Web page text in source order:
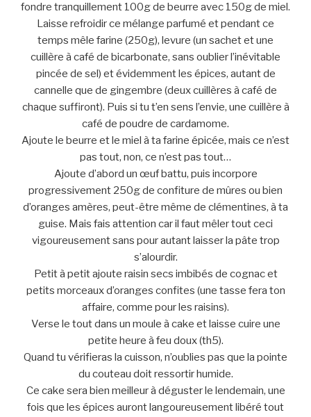
fondre tranquillement 100g de beurre avec 150g de miel.
Laisse refroidir ce mélange parfumé et pendant ce
temps mêle farine (250g), levure (un sachet et une
cuillère à café de bicarbonate, sans oublier l’inévitable
pincée de sel) et évidemment les épices, autant de
cannelle que de gingembre (deux cuillères à café de
chaque suffiront). Puis si tu t’en sens l’envie, une cuillère à
café de poudre de cardamome.
Ajoute le beurre et le miel à ta farine épicée, mais ce n’est
pas tout, non, ce n’est pas tout…
Ajoute d’abord un œuf battu, puis incorpore
progressivement 250g de confiture de mûres ou bien
d’oranges amères, peut-être même de clémentines, à ta
guise. Mais fais attention car il faut mêler tout ceci
vigoureusement sans pour autant laisser la pâte trop
s’alourdir.
Petit à petit ajoute raisin secs imbibés de cognac et
petits morceaux d’oranges confites (une tasse fera ton
affaire, comme pour les raisins).
Verse le tout dans un moule à cake et laisse cuire une
petite heure à feu doux (th5).
Quand tu vérifieras la cuisson, n’oublies pas que la pointe
du couteau doit ressortir humide.
Ce cake sera bien meilleur à déguster le lendemain, une
fois que les épices auront langoureusement libéré tout